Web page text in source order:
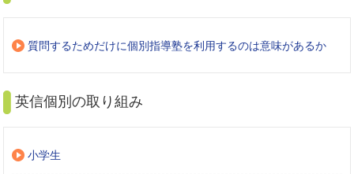
質問するためだけに個別指導塾を利用するのは意味があるか
英信個別の取り組み
小学生